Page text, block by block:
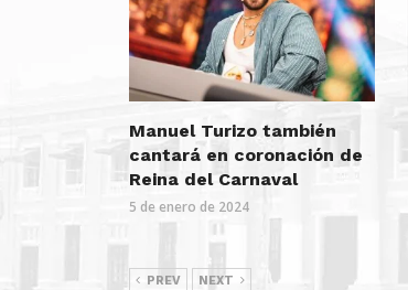
Manuel Turizo también
cantará en coronación de
Reina del Carnaval
5 de enero de 2024
PREV NEXT